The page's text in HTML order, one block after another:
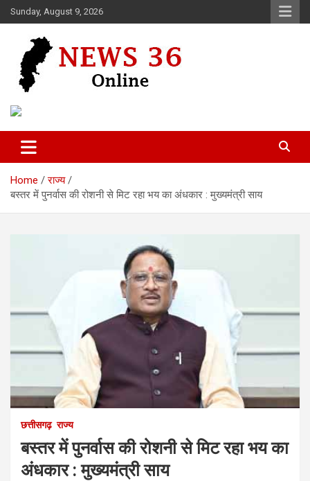
Skip
to
Sunday, August 9, 2026
News 36
Home
राज्य
बस्तर में पुनर्वास की रोशनी से मिट रहा भय का अंधकार : मुख्यमंत्री साय
छत्तीसगढ़ राज्य
बस्तर में पुनर्वास की रोशनी से मिट रहा भय का
अंधकार : मुख्यमंत्री साय